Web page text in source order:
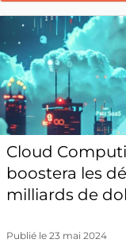
Cloud
boostera les
milliards de
Publié le 23 mai 2024